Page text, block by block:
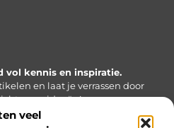
veel
vol kennis en inspiratie.
en laat je verrassen door
en ideeën!